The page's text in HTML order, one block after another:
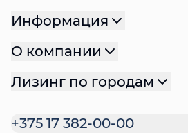
+375 17 382-00-00
Информация
О компании
Лизинг по городам